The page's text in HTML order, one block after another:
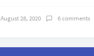
August 28, 2020 6 comments